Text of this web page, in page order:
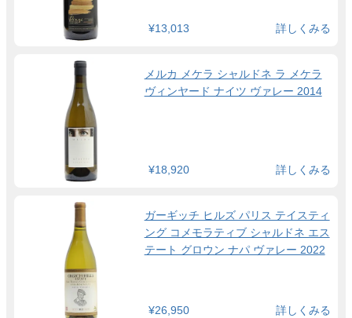
¥13,013 詳しくみる
メルカ メケラ シャルドネ ラ メケラ
ヴィンヤード ナイツ ヴァレー 2014
¥18,920 詳しくみる
ガーギッチ ヒルズ パリス テイスティ
ング コメモラティブ シャルドネ エス
テート グロウン ナパ ヴァレー 2022
¥26,950 詳しくみる